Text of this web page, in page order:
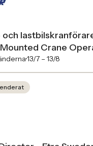
och
Crane
13/7 – 13/8